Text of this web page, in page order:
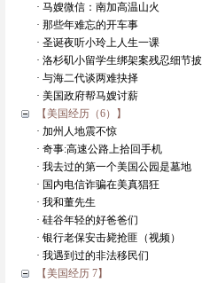
· 马嫂微信：南加高温山火
· 那些年难忘的开车事
· 圣诞夜听小玲上人生一课
· 洛杉矶小留学生绑架案残忍细节披
· 与海二代谈两难抉择
· 美国政府帮马嫂讨薪
【美国经历（6）】
· 加州人地震不惊
· 奇事:高速公路上拾回手机
· 我去过的第一个美国公园是墓地
· 国内电信诈骗在美真猖狂
· 我和董先生
· 硅谷年轻的好爸爸们
· 银行老保安击毙抢匪（视频）
· 我遇到过的非法移民们
【美国经历 7】